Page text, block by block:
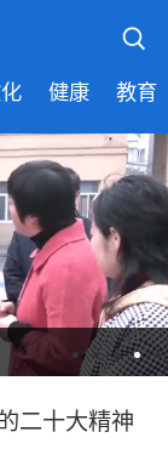
健康 教育
二十大精神